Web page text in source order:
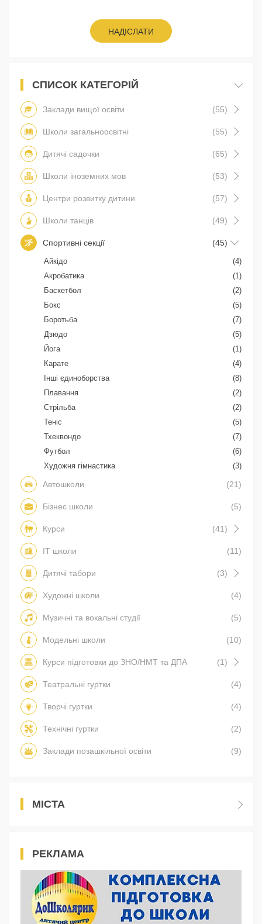
НАДІСЛАТИ
СПИСОК КАТЕГОРІЙ
Заклади вищої освіти (55)
Школи загальноосвітні (55)
Дитячі садочки (65)
Школи іноземних мов (53)
Центри розвитку дитини (57)
Школи танців (49)
Спортивні секції (45)
Айкідо
(4)
Акробатика
(1)
Баскетбол
(2)
Бокс
(5)
Боротьба
(7)
Дзюдо
(5)
Йога
(1)
Карате
(4)
Інші єдиноборства
(8)
Плавання
(2)
Стрільба
(2)
Теніс
(5)
Тхеквондо
(7)
Футбол
(6)
Художня гімнастика
(3)
Автошколи (21)
Бізнес школи (5)
Курси (41)
IT школи (11)
Дитячі табори (3)
Художні школи (4)
Музичні та вокальні студії (5)
Модельні школи (10)
Курси підготовки до ЗНО/НМТ та ДПА (1)
Театральні гуртки (4)
Творчі гуртки (4)
Технічні гуртки (2)
Заклади позашкільної освіти (9)
МІСТА
РЕКЛАМА